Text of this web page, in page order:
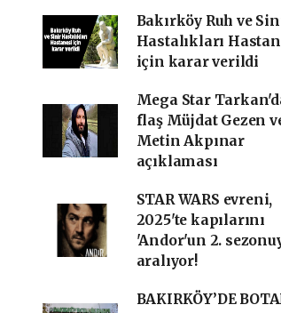
Bakırköy Ruh ve
Hastalıkları
için karar verildi
Mega Star
flaş Müjdat Gezen
Metin Akpınar
açıklaması
STAR WARS evreni,
2025'te kapılarını
'Andor'un 2.
aralıyor!
BAKIRKÖY’DE